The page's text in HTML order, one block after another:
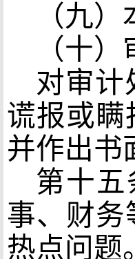
（九
（十
对审计
谎报或瞒
并作出书
第十五
事、财
热点问题